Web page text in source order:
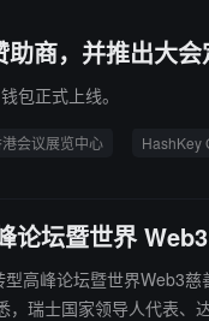
商，并推出大
包正式上线。
会议展览中心 HashKey
坛暨世界
高峰论坛暨世界Web3